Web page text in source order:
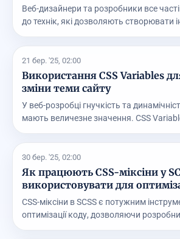
Веб-дизайнери та розробники все
до технік, які дозволяють створювати
21 бер. '25, 02:00
Використання CSS Variables
зміни теми сайту
У веб-розробці гнучкість та
мають величезне значення. CSS
30 бер. '25, 02:00
Як працюють CSS-міксіни у
використовувати для
CSS-міксіни в SCSS є потужним
оптимізації коду, дозволяючи